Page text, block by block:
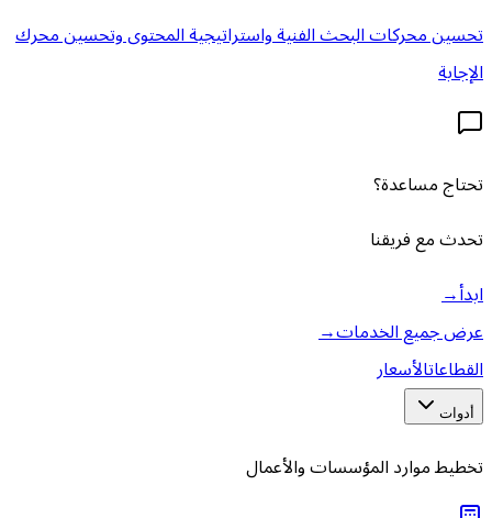
تحسين محركات البحث الفنية واستراتيجية المحتوى وتحسين محرك
الإجابة
تحتاج مساعدة؟
تحدث مع فريقنا
ابدأ→
عرض جميع الخدمات→
القطاعاتالأسعار
أدوات
تخطيط موارد المؤسسات والأعمال